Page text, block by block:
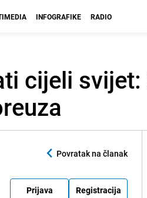
INFOGRAFIKE RADIO
cijeli svijet:
Povratak na članak
Prijava Registracija